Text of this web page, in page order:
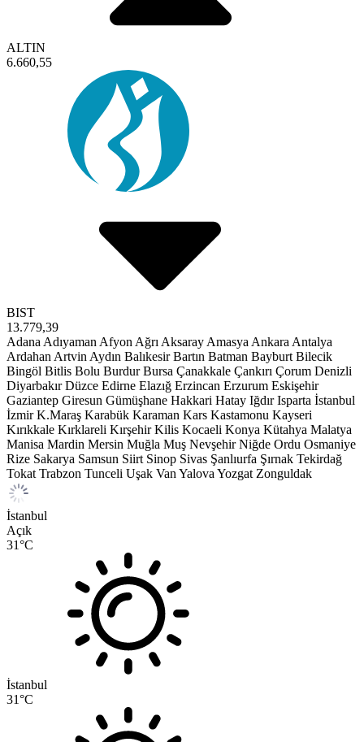
ALTIN
6.660,55
BIST
13.779,39
Adana Adıyaman Afyon Ağrı Aksaray Amasya Ankara Antalya
Ardahan Artvin Aydın Balıkesir Bartın Batman Bayburt Bilecik
Bingöl Bitlis Bolu Burdur Bursa Çanakkale Çankırı Çorum Denizli
Diyarbakır Düzce Edirne Elazığ Erzincan Erzurum Eskişehir
Gaziantep Giresun Gümüşhane Hakkari Hatay Iğdır Isparta İstanbul
İzmir K.Maraş Karabük Karaman Kars Kastamonu Kayseri
Kırıkkale Kırklareli Kırşehir Kilis Kocaeli Konya Kütahya Malatya
Manisa Mardin Mersin Muğla Muş Nevşehir Niğde Ordu Osmaniye
Rize Sakarya Samsun Siirt Sinop Sivas Şanlıurfa Şırnak Tekirdağ
Tokat Trabzon Tunceli Uşak Van Yalova Yozgat Zonguldak
İstanbul
Açık
31°C
İstanbul
31°C